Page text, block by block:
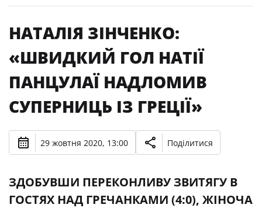
НАТАЛІЯ ЗІНЧЕНКО:
«ШВИДКИЙ ГОЛ НАТІЇ
ПАНЦУЛАЇ НАДЛОМИВ
СУПЕРНИЦЬ ІЗ ГРЕЦІЇ»
29 жовтня 2020, 13:00 Поділитися
ЗДОБУВШИ ПЕРЕКОНЛИВУ ЗВИТЯГУ В
ГОСТЯХ НАД ГРЕЧАНКАМИ (4:0), ЖІНОЧА